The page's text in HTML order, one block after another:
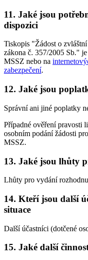
11. Jaké jsou
dispozici
Tiskopis "Žádost o
zákona č. 357/2005 Sb."
MSSZ nebo na
zabezpečení.
12. Jaké jsou
Správní ani jiné poplatky
Případné ověření pravosti
osobním podání žádosti
MSSZ.
13. Jaké jsou lhůty
Lhůty pro vydání
14. Kteří jsou další
situace
Další účastníci (dotčené
15. Jaké další